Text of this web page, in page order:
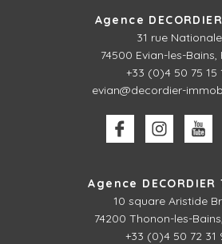
Agence
31 rue Nationale
74500 Evian-les-Bains,
+33 (0)4 50 75 15
evian@decordier-
Agence DECORDIER
10 square Aristide
74200 Thonon-les-
+33 (0)4 50 72 31